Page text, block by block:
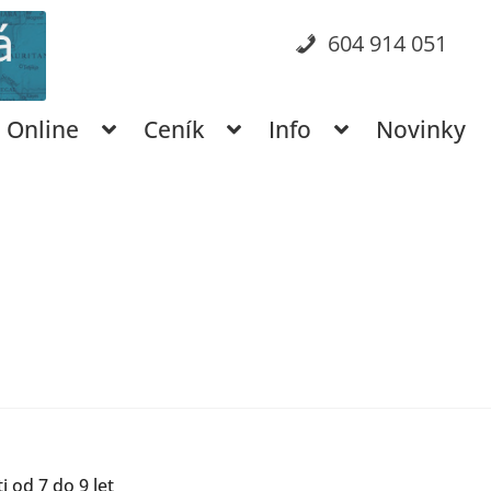
604 914 051
Online Ceník Info Novinky
od 7 do 9 let